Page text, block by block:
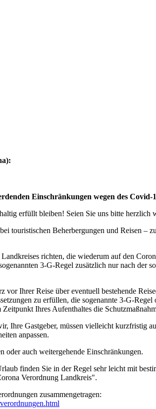
Einschränkungen wegen des
erfüllt bleiben! Seien Sie uns bitte herzlich
touristischen Beherbergungen und Reisen –
richten, die wiederum auf den
3-G-Regel zusätzlich nur nach der
Ihrer Reise über eventuell bestehende
zu erfüllen, die sogenannte 3-G-
Ihres Aufenthaltes die
Gastgeber, müssen vielleicht kurzfristig
anpassen.
oder auch weitergehende Einschränkungen.
finden Sie in der Regel sehr leicht mit
Verordnung Landkreis".
zusammengetragen: